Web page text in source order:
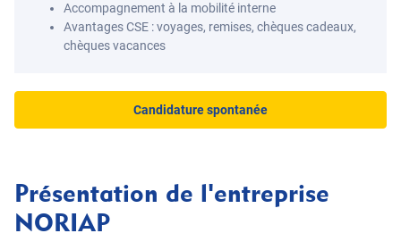
Accompagnement à la mobilité interne
Avantages CSE : voyages, remises, chèques cadeaux,
chèques vacances
Candidature spontanée
Présentation de l'entreprise
NORIAP